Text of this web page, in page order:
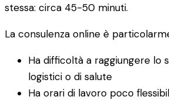
stessa: circa 45-50 minuti.
La consulenza online è
Ha difficoltà a raggiungere lo
logistici o di salute
Ha orari di lavoro poco